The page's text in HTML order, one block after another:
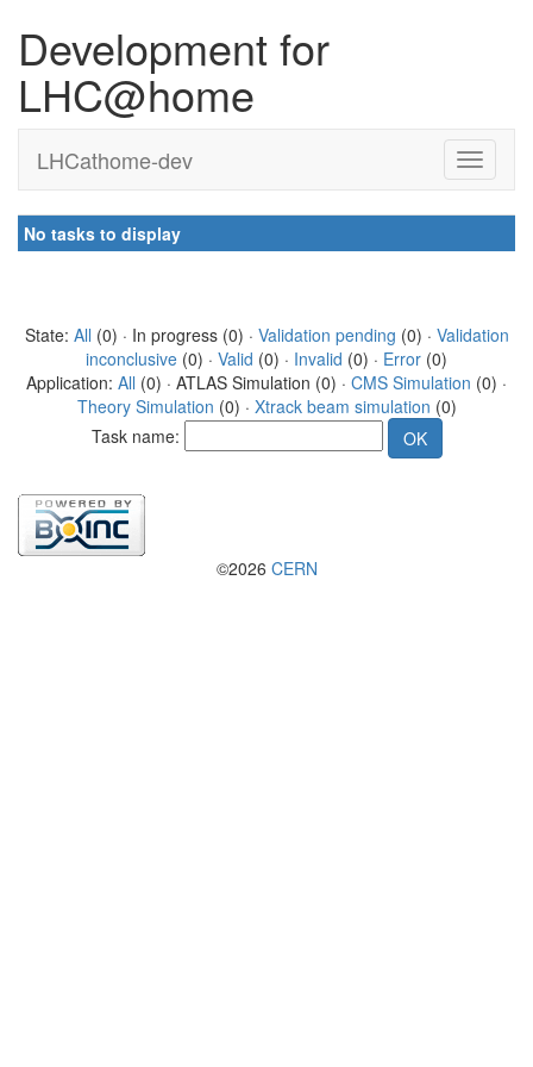
Development for
LHC@home
LHCathome-dev
No tasks to display
State: All (0) · In progress (0) · Validation pending (0) · Validation
inconclusive (0) · Valid (0) · Invalid (0) · Error (0)
Application: All (0) · ATLAS Simulation (0) · CMS Simulation (0) ·
Theory Simulation (0) · Xtrack beam simulation (0)
Task name:
©2026 CERN